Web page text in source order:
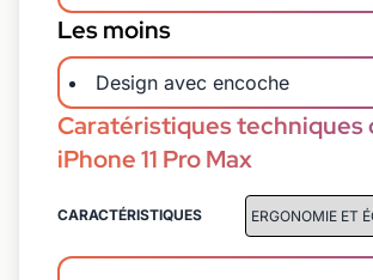
Les moins
Design avec encoche
Caratéristiques techniques
iPhone 11 Pro Max
CARACTÉRISTIQUES